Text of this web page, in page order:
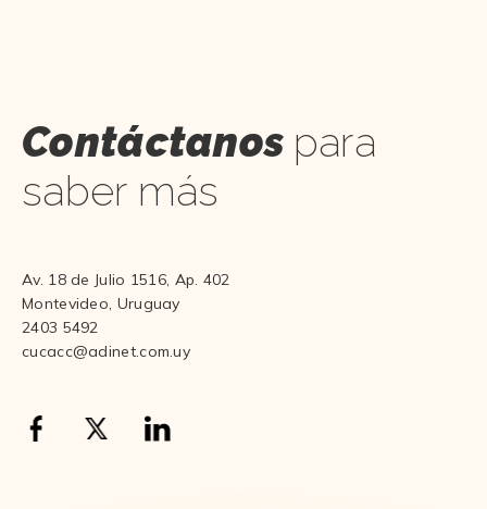
Contáctanos para
saber más
Av. 18 de Julio 1516, Ap. 402
Montevideo, Uruguay
2403 5492
cucacc@adinet.com.uy